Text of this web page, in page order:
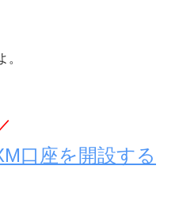
。
口座を開設する